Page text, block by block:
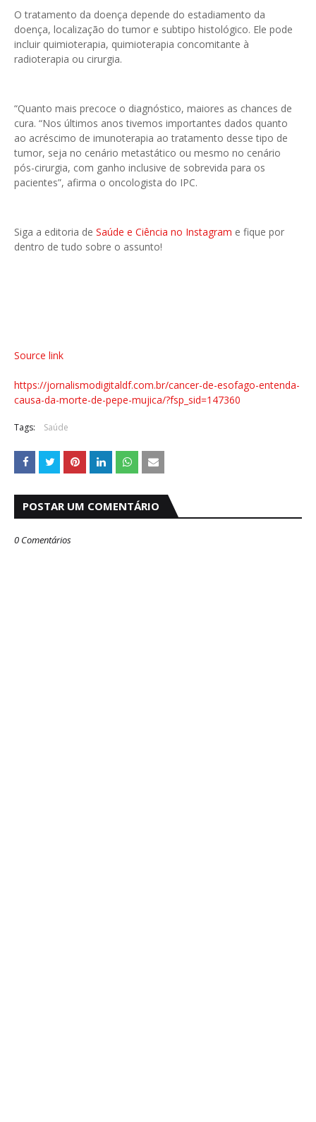
O tratamento da doença depende do estadiamento da
doença, localização do tumor e subtipo histológico. Ele pode
incluir quimioterapia, quimioterapia concomitante à
radioterapia ou cirurgia.
“Quanto mais precoce o diagnóstico, maiores as chances de
cura. “Nos últimos anos tivemos importantes dados quanto
ao acréscimo de imunoterapia ao tratamento desse tipo de
tumor, seja no cenário metastático ou mesmo no cenário
pós-cirurgia, com ganho inclusive de sobrevida para os
pacientes”, afirma o oncologista do IPC.
Siga a editoria de Saúde e Ciência no Instagram e fique por
dentro de tudo sobre o assunto!
Source link
https://jornalismodigitaldf.com.br/cancer-de-esofago-entenda-
causa-da-morte-de-pepe-mujica/?fsp_sid=147360
Tags: Saúde
POSTAR UM COMENTÁRIO
0 Comentários